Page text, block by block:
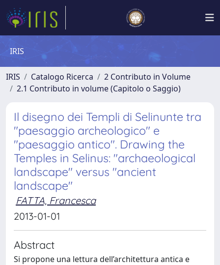
IRIS
IRIS Catalogo Ricerca
2 Contributo in Volume
2.1 Contributo in volume (Capitolo o Saggio)
Il disegno dei Templi di Selinunte tra
"paesaggio archeologico" e
"paesaggio antico". Drawing the
Temples in Selinus: "archaeological
landscape" versus "ancient
landscape"
FATTA, Francesca
2013-01-01
Abstract
Si propone una lettura dell’architettura antica e